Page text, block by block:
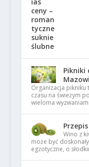
Pikniki
Organizacja pikniku
czasu na świeżym
wieloma
Wino z
może być
egzotyczne, o